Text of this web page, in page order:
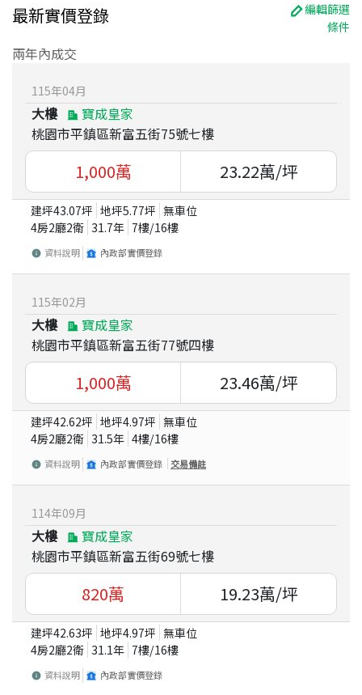
最新實價登錄
編輯篩選
條件
兩年內成交
115年04月
大樓
寶成皇家
桃園市平鎮區新富五街75號七樓
1,000萬 23.22萬/坪
建坪43.07坪 地坪5.77坪 無車位
4房2廳2衛 31.7年 7樓/16樓
資料說明 內政部實價登錄
115年02月
大樓
寶成皇家
桃園市平鎮區新富五街77號四樓
1,000萬 23.46萬/坪
建坪42.62坪 地坪4.97坪 無車位
4房2廳2衛 31.5年 4樓/16樓
資料說明 內政部實價登錄 交易備註
114年09月
大樓
寶成皇家
桃園市平鎮區新富五街69號七樓
820萬 19.23萬/坪
建坪42.63坪 地坪4.97坪 無車位
4房2廳2衛 31.1年 7樓/16樓
資料說明 內政部實價登錄